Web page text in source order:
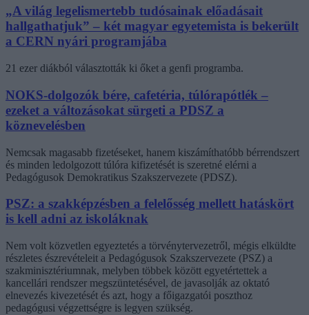
„A világ legelismertebb tudósainak előadásait
hallgathatjuk” – két magyar egyetemista is bekerült
a CERN nyári programjába
21 ezer diákból választották ki őket a genfi programba.
NOKS-dolgozók bére, cafetéria, túlórapótlék –
ezeket a változásokat sürgeti a PDSZ a
köznevelésben
Nemcsak magasabb fizetéseket, hanem kiszámíthatóbb bérrendszert
és minden ledolgozott túlóra kifizetését is szeretné elérni a
Pedagógusok Demokratikus Szakszervezete (PDSZ).
PSZ: a szakképzésben a felelősség mellett hatáskört
is kell adni az iskoláknak
Nem volt közvetlen egyeztetés a törvénytervezetről, mégis elküldte
részletes észrevételeit a Pedagógusok Szakszervezete (PSZ) a
szakminisztériumnak, melyben többek között egyetértettek a
kancellári rendszer megszüntetésével, de javasolják az oktató
elnevezés kivezetését és azt, hogy a főigazgatói poszthoz
pedagógusi végzettségre is legyen szükség.